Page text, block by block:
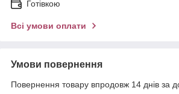
Готівкою
Всі умови оплати
Умови повернення
Повернення товару впродовж 14 днів за